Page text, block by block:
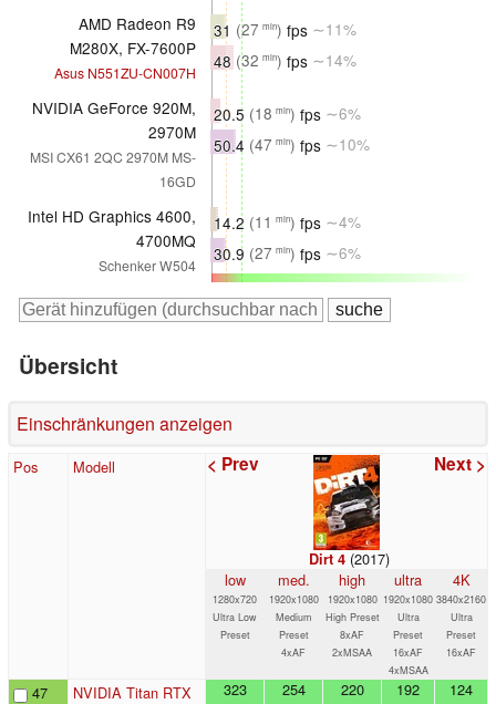
AMD Radeon R9
M280X, FX-7600P
Asus N551ZU-CN007H
31 (27 min) fps ∼11%
48 (32 min) fps ∼14%
NVIDIA GeForce 920M,
2970M
MSI CX61 2QC 2970M MS-
16GD
20.5 (18 min) fps ∼6%
50.4 (47 min) fps ∼10%
Intel HD Graphics 4600,
4700MQ
Schenker W504
14.2 (11 min) fps ∼4%
30.9 (27 min) fps ∼6%
Übersicht
Einschränkungen anzeigen
Pos Modell < Prev Next >
Dirt 4(2017)
low
1280x720
Ultra Low
Preset
med.
1920x1080
Medium
Preset
4xAF
high
1920x1080
High Preset
8xAF
2xMSAA
ultra
1920x1080
Ultra
Preset
16xAF
4xMSAA
4K
3840x2160
Ultra
Preset
16xAF
47 NVIDIA Titan RTX 323 254 220 192 124